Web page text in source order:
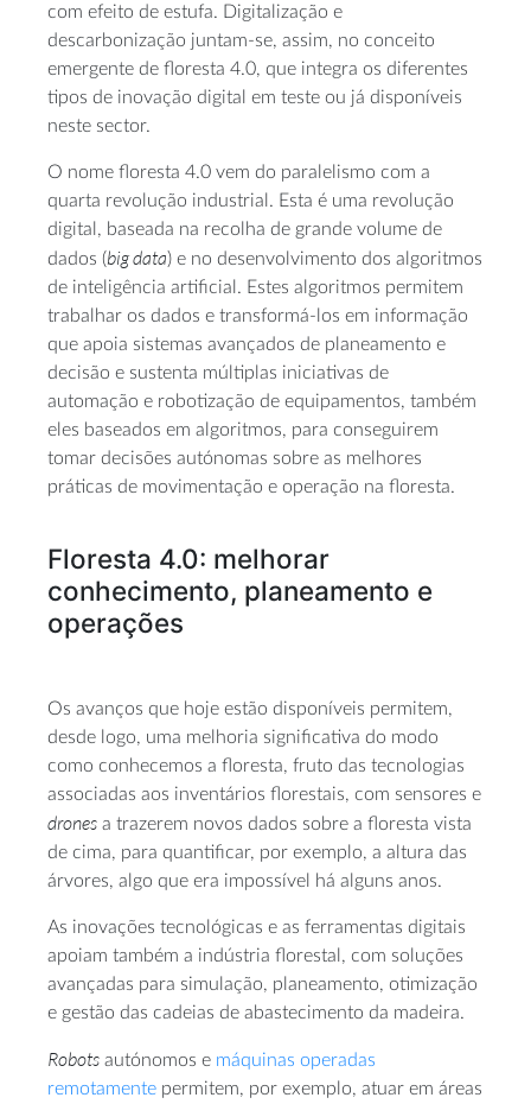
com efeito de estufa. Digitalização e
descarbonização juntam-se, assim, no conceito
emergente de floresta 4.0, que integra os diferentes
tipos de inovação digital em teste ou já disponíveis
neste sector.
O nome floresta 4.0 vem do paralelismo com a
quarta revolução industrial. Esta é uma revolução
digital, baseada na recolha de grande volume de
dados (big data) e no desenvolvimento dos algoritmos
de inteligência artificial. Estes algoritmos permitem
trabalhar os dados e transformá-los em informação
que apoia sistemas avançados de planeamento e
decisão e sustenta múltiplas iniciativas de
automação e robotização de equipamentos, também
eles baseados em algoritmos, para conseguirem
tomar decisões autónomas sobre as melhores
práticas de movimentação e operação na floresta.
Floresta 4.0: melhorar
conhecimento, planeamento e
operações
Os avanços que hoje estão disponíveis permitem,
desde logo, uma melhoria significativa do modo
como conhecemos a floresta, fruto das tecnologias
associadas aos inventários florestais, com sensores e
drones a trazerem novos dados sobre a floresta vista
de cima, para quantificar, por exemplo, a altura das
árvores, algo que era impossível há alguns anos.
As inovações tecnológicas e as ferramentas digitais
apoiam também a indústria florestal, com soluções
avançadas para simulação, planeamento, otimização
e gestão das cadeias de abastecimento da madeira.
Robots autónomos e máquinas operadas
remotamente permitem, por exemplo, atuar em áreas